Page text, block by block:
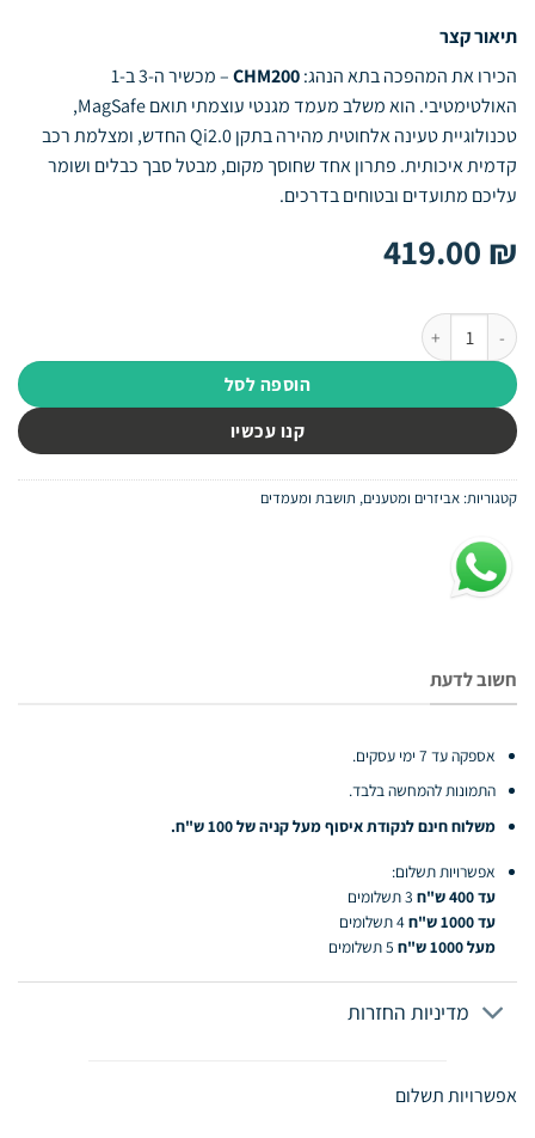
תיאור קצר
הכירו את המהפכה בתא הנהג:CHM200
– מכשיר ה-3 ב-1
האולטימטיבי. הוא משלב מעמד מגנטי עוצמתי תואם MagSafe,
טכנולוגיית טעינה אלחוטית מהירה בתקן Qi2.0 החדש, ומצלמת רכב
קדמית איכותית. פתרון אחד שחוסך מקום, מבטל סבך כבלים ושומר
עליכם מתועדים ובטוחים בדרכים.
419.00 ₪
כמות של מעמד לרכב 3 ב-1 CHM200: טעינה אלחוטית Qi2.0 MagSafe ומצלמת דרך קדמית
הוספה לסל
קנו עכשיו
קטגוריות: אביזרים ומטענים, תושבת ומעמדים
חשוב לדעת
אספקה עד 7 ימי עסקים.
התמונות להמחשה בלבד.
משלוח חינם לנקודת איסוף מעל קניה של 100 ש"ח.
אפשרויות תשלום:
עד 400 ש"ח
3 תשלומים
עד 1000 ש"ח
4 תשלומים
מעל 1000 ש"ח
5 תשלומים
מדיניות החזרות
אפשרויות תשלום